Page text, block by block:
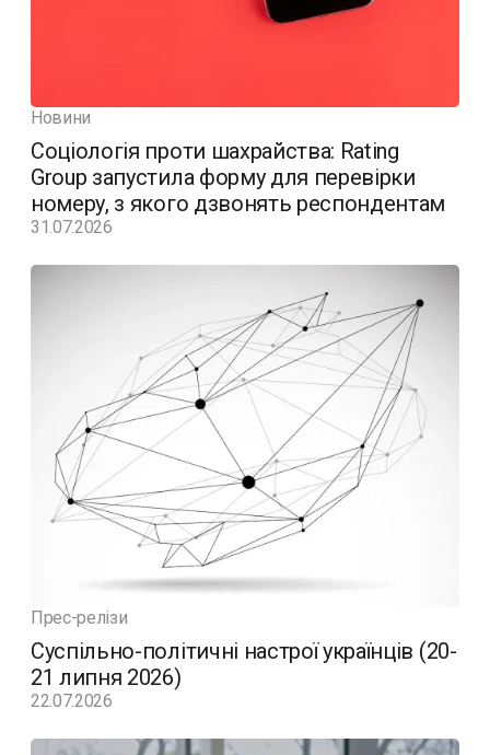
Новини
Соціологія проти шахрайства: Rating
Group запустила форму для перевірки
номеру, з якого дзвонять респондентам
31.07.2026
Прес-релізи
Суспільно-політичні настрої українців (20-
21 липня 2026)
22.07.2026